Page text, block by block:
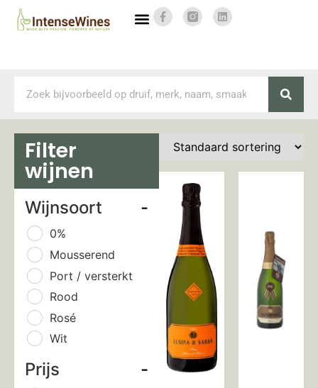
Filter
wijnen
Wijnsoort -
0%
Mousserend
Port / versterkt
Rood
Rosé
Wit
Prijs -